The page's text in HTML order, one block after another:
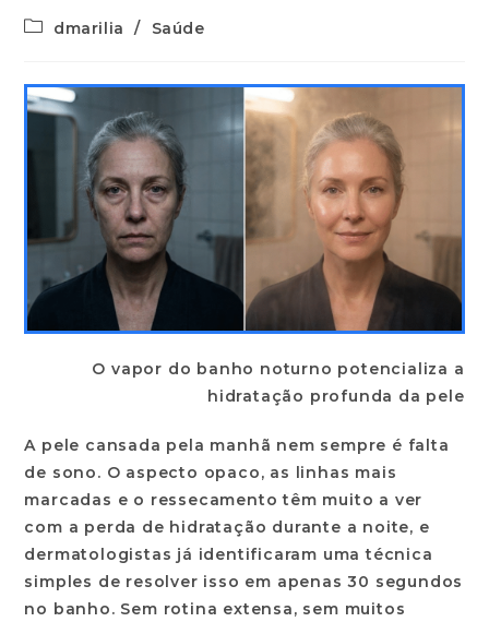
dmarilia / Saúde
O vapor do banho noturno potencializa a
hidratação profunda da pele
A pele cansada pela manhã nem sempre é falta
de sono. O aspecto opaco, as linhas mais
marcadas e o ressecamento têm muito a ver
com a perda de hidratação durante a noite, e
dermatologistas já identificaram uma técnica
simples de resolver isso em apenas 30 segundos
no banho. Sem rotina extensa, sem muitos